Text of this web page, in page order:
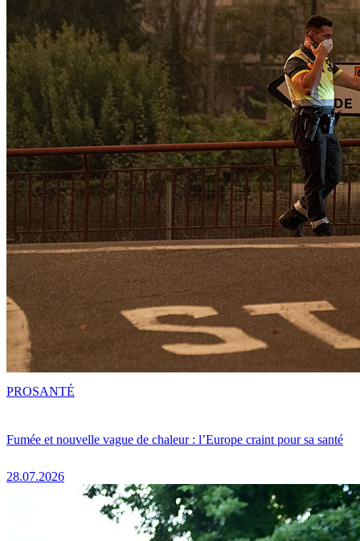
Fumée et nouvelle vague de chaleur : l’Europe craint pour sa santé
28.07.2026
PROSANTÉ